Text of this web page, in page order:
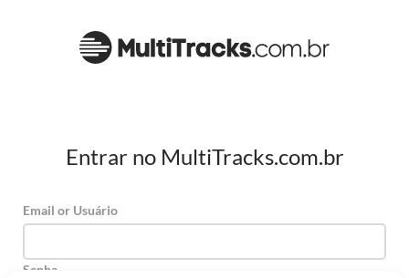
Entrar no MultiTracks.com.br
Email or Usuário
Senha